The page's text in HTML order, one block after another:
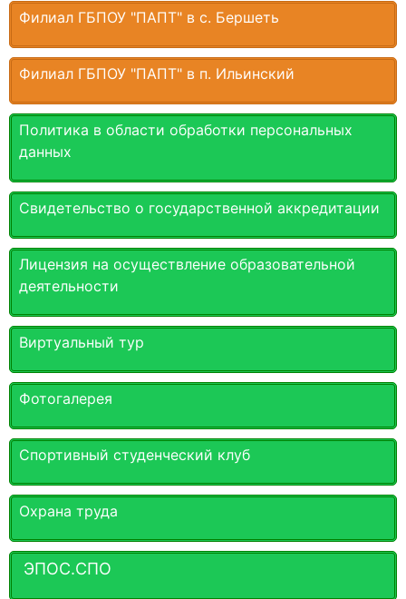
Филиал ГБПОУ "ПАПТ" в с. Бершеть
Филиал ГБПОУ "ПАПТ" в п. Ильинский
Политика в области обработки персональных
данных
Свидетельство о государственной аккредитации
Лицензия на осуществление образовательной
деятельности
Виртуальный тур
Фотогалерея
Спортивный студенческий клуб
Охрана труда
ЭПОС.СПО